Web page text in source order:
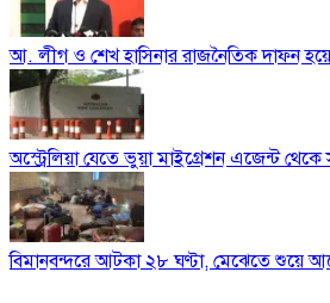
আ. লীগ ও শেখ হাসিনার রাজনৈতিক দাফন হয়েছে:
অস্ট্রেলিয়া যেতে ভুয়া মাইগ্রেশন এজেন্ট থেকে
বিমানবন্দরে আটকা ২৮ ঘণ্টা, মেঝেতে শুয়ে